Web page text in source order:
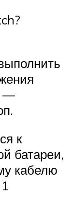
—
к
батареи,
кабелю